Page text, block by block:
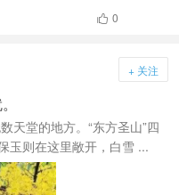
 0
+ 关注
天堂的地方。“东方圣山”四
玉则在这里敞开，白雪 ...